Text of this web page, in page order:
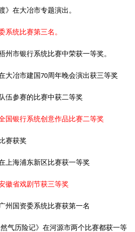
》在大冶市专题演出。
系统比赛第三名。
州市银行系统比赛中荣获一等奖。
大冶市建国70周年晚会演出获三等奖
伍参赛的比赛中获二等奖
国银行系统创意作品比赛二等奖
赛获奖
上海浦东新区比赛获一等奖
徽省戏剧节获三等奖
州国资委系统比赛获第一名
气历险记》在河源市两个比赛都获一等